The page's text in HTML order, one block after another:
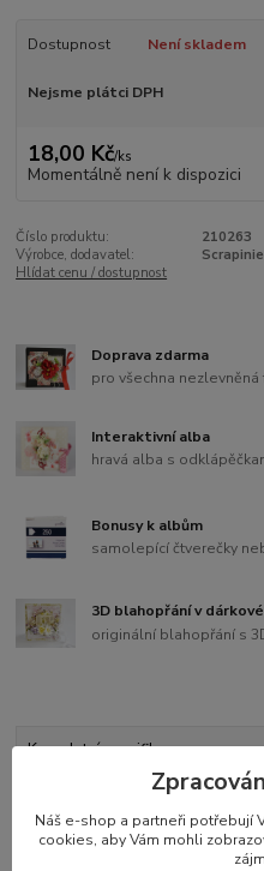
Dostupnost Není skladem
Nejsme plátci DPH
18,00 Kč/ks
Momentálně není k dispozici
Číslo produktu:
210263
Výrobce, dodavatel:
Hlídat cenu / dostupnost
Doprava zdarma
pro všechna
Interaktivní alba
hravá alba s
Bonusy k albům
samolepící čtverečky
3D blahopřání v
originální blahopřání s
Kompletní specifikace
Náš e-shop a partneři potřebují
cookies, aby Vám mohli